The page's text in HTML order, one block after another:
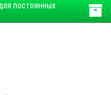
постоянных